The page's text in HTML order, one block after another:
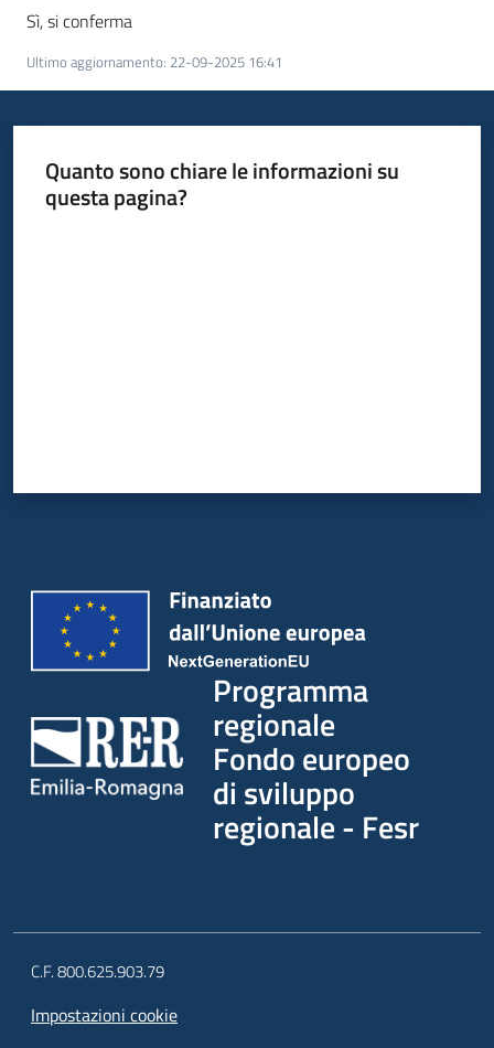
Comunicazione
partecipazione
Seguici
Sì, si conferma
Ultimo aggiornamento: 22-09-2025 16:41
Quanto sono chiare le informazioni su
questa pagina?
Programma
regionale
Fondo europeo
di sviluppo
regionale - Fesr
C.F. 800.625.903.79
Impostazioni cookie